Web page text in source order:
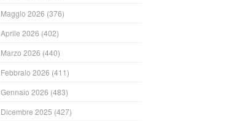
Maggio 2026 (376)
Aprile 2026 (402)
Marzo 2026 (440)
Febbraio 2026 (411)
Gennaio 2026 (483)
Dicembre 2025 (427)